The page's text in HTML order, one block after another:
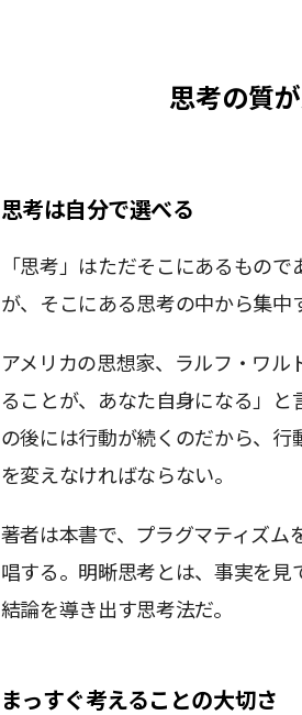
思考の質
思考は自分で選べる
「思考」はただそこにあるもの
が、そこにある思考の中から集中
アメリカの思想家、ラルフ・ワ
ることが、あなた自身になる」
の後には行動が続くのだから、
を変えなければならない。
著者は本書で、プラグマティズ
唱する。明晰思考とは、事実を見
結論を導き出す思考法だ。
まっすぐ考えることの大切さ